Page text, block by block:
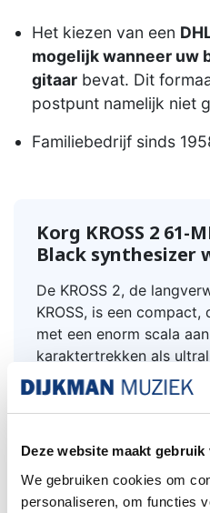
Deze website maakt gebruik
We gebruiken cookies om
personaliseren, om functies
Het kiezen van een
mogelijk wanneer uw
gitaar bevat. Dit
postpunt namelijk niet
Familiebedrijf sinds
Korg KROSS 2 61-
Black synthesizer
De KROSS 2, de
KROSS, is een
met een enorm scala
karaktertrekken als
en in staat te werken
breidt dit nieuwe model
Aanvullend op de meer
geheugenuitbreiding
nieuw is de pad sampler